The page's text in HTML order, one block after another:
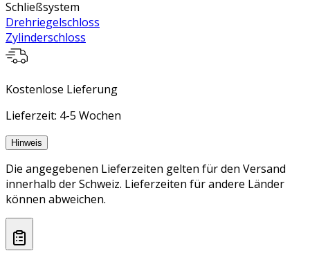
Schließsystem
Drehriegelschloss
Zylinderschloss
Kostenlose Lieferung
Lieferzeit: 4-5 Wochen
Hinweis
Die angegebenen Lieferzeiten gelten für den Versand
innerhalb der Schweiz. Lieferzeiten für andere Länder
können abweichen.